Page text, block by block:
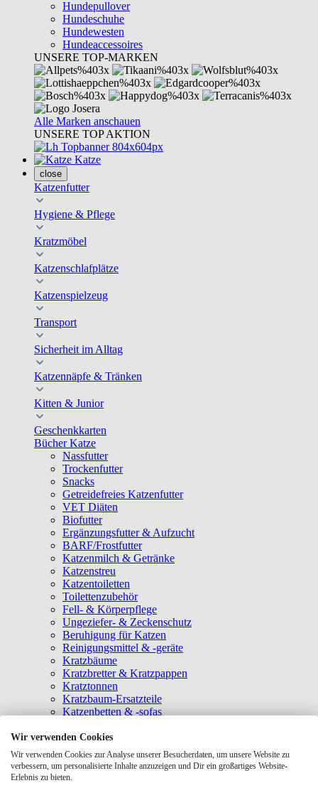
Hundepullover
Hundeschuhe
Hundewesten
Hundeaccessoires
UNSERE TOP-MARKEN
Alle Marken anschauen
UNSERE TOP AKTION
Katze
close
Katzenfutter
Hygiene & Pflege
Kratzmöbel
Katzenschlafplätze
Katzenspielzeug
Transport
Sicherheit im Alltag
Katzennäpfe & Tränken
Kitten & Junior
Geschenkkarten
Bücher Katze
Nassfutter
Trockenfutter
Snacks
Getreidefreies Katzenfutter
VET Diäten
Biofutter
Ergänzungsfutter & Aufzucht
BARF/Frostfutter
Katzenmilch & Getränke
Katzenstreu
Katzentoiletten
Toilettenzubehör
Fell- & Körperpflege
Ungeziefer- & Zeckenschutz
Beruhigung für Katzen
Reinigungsmittel & -geräte
Kratzbäume
Kratzbretter & Kratzpappen
Kratztonnen
Kratzbaum-Ersatzteile
Katzenbetten & -sofas
Katzenhäuser
Hängematten & Fensterliegeplätze
Katzendecken & -matten
Baldrian- & Catnipspielzeug
Wir verwenden Cookies
Wir verwenden Cookies zur Analyse unserer Besucherdaten, um unsere Website zu
verbessern, um personalisierte Inhalte anzuzeigen und Dir ein großartiges Website-
Erlebnis zu bieten.